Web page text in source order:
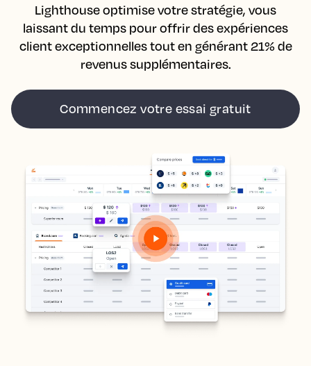
Lighthouse optimise votre stratégie, vous
laissant du temps pour offrir des expériences
client exceptionnelles tout en générant 21% de
revenus supplémentaires.
Commencez votre essai gratuit